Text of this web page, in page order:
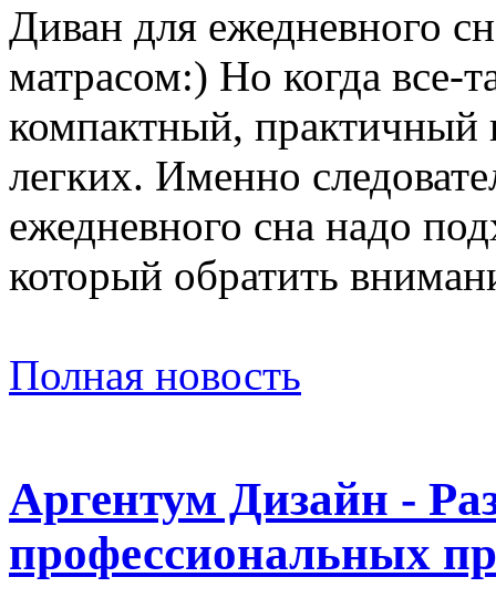
Диван для ежедневного
матрасом:) Но когда все-
компактный, практичный
легких. Именно
ежедневного сна надо
который обратить
Полная новость
Аргентум Дизайн -
профессиональных